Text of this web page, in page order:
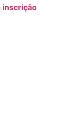
inscrição